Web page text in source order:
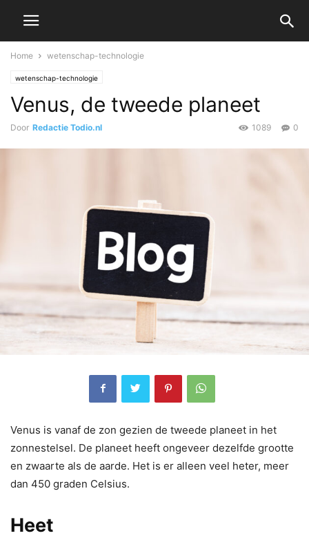
Home wetenschap-technologie
wetenschap-technologie
Venus, de tweede planeet
Door Redactie Todio.nl 0
1089
Venus is vanaf de zon gezien de tweede planeet in het
zonnestelsel. De planeet heeft ongeveer dezelfde grootte
en zwaarte als de aarde. Het is er alleen veel heter, meer
dan 450 graden Celsius.
Heet